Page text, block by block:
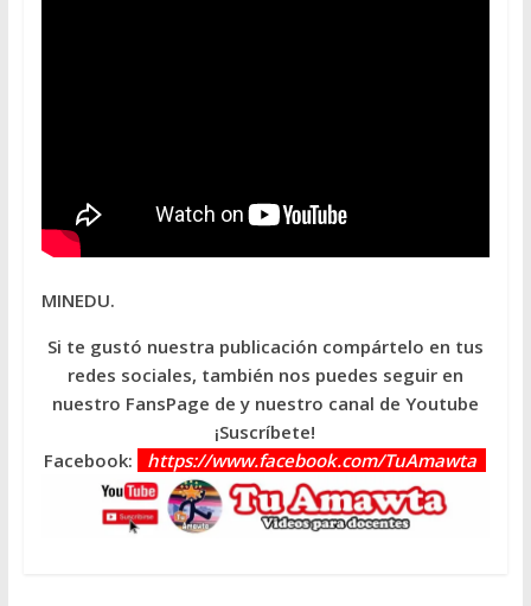
MINEDU.
Si te gustó nuestra publicación compártelo en tus
redes sociales, también nos puedes seguir en
nuestro FansPage de y nuestro canal de Youtube
¡Suscríbete!
Facebook:
https://www.facebook.com/TuAmawta